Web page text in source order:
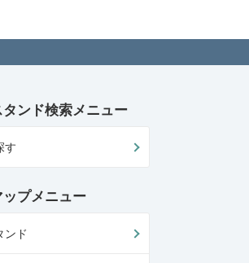
タンド検索メニュー
す
プメニュー
ンド